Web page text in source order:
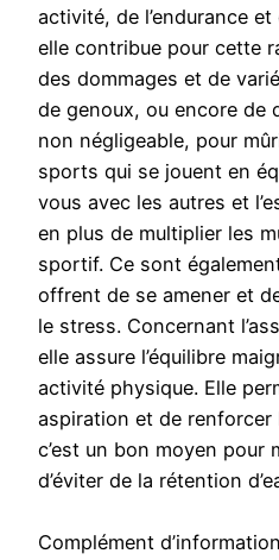
activité, de l’endurance
elle contribue pour cette
des dommages et de
de genoux, ou encore de
non négligeable, pour
sports qui se jouent en
vous avec les autres et
en plus de multiplier les
sportif. Ce sont
offrent de se amener et
le stress. Concernant
elle assure l’équilibre
activité physique. Elle
aspiration et de renforcer
c’est un bon moyen pour
d’éviter de la rétention
Complément